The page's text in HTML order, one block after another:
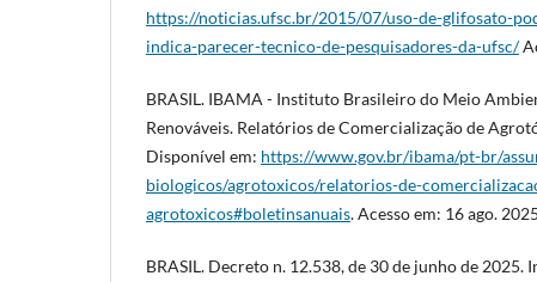
https://noticias.ufsc.br/2015/07/uso-de-glifosato-
indica-parecer-tecnico-de-pesquisadores-da-ufsc/
BRASIL. IBAMA - Instituto Brasileiro do Meio
Renováveis. Relatórios de Comercialização de
Disponível em: https://www.gov.br/ibama/pt-br/
biologicos/agrotoxicos/relatorios-de-
agrotoxicos#boletinsanuais. Acesso em: 16 ago.
BRASIL. Decreto n. 12.538, de 30 de junho de